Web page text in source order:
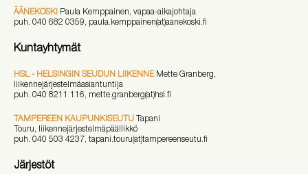
ÄÄNEKOSKI Paula Kemppainen, vapaa-aikajohtaja
puh. 040 682 0359, paula.kemppainen(at)aanekoski.fi
Kuntayhtymät
HSL - HELSINGIN SEUDUN LIIKENNEMette Granberg,
liikennejärjestelmäasiantuntija
puh. 040 8211 116, mette.granberg(at)hsl.fi
TAMPEREEN KAUPUNKISEUTU Tapani
Touru, liikennejärjestelmäpäällikkö
puh. 040 503 4237, tapani.touru(at)tampereenseutu.fi
Järjestöt